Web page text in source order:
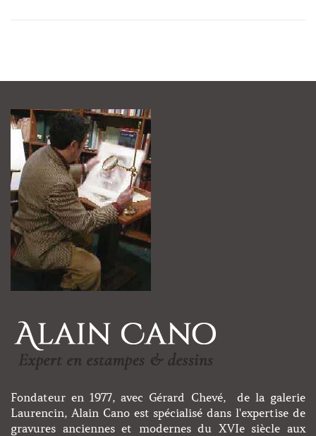
Fondateur en 1977, avec Gérard Chevé, de la galerie
Laurencin, Alain Cano est spécialisé dans l'expertise de
gravures anciennes et modernes du XVIe siècle aux